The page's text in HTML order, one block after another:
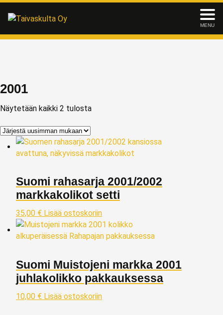
MENU
2001
Näytetään kaikki 2 tulosta
Suomi rahasarja 2001/2002
markkakolikot setti
35,00 € Lisää ostoskoriin
Suomi Muistojeni markka 2001
juhlakolikko pakkauksessa
10,00 € Lisää ostoskoriin